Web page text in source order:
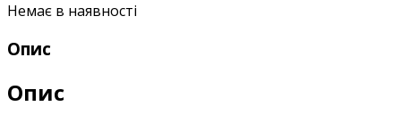
Немає в наявності
Опис
Опис